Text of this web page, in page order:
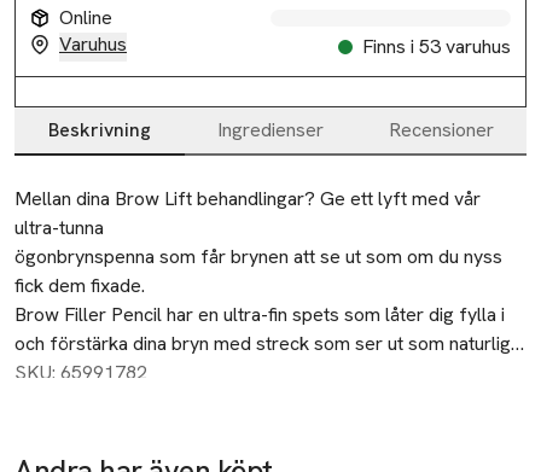
Online
Varuhus
Finns i 53 varuhus
Beskrivning Ingredienser Recensioner
Beskrivning
Mellan dina Brow Lift behandlingar? Ge ett lyft med vår
ultra-tunna
ögonbrynspenna som får brynen att se ut som om du nyss
fick dem fixade.
Brow Filler Pencil har en ultra-fin spets som låter dig fylla i
och förstärka dina bryn med streck som ser ut som naturliga
hårstrån. Använd den inbyggda borsten för att sudda ut
﻿Det här är go-to pennan för snygga bryn! Oavsett om dina
SKU: 65991782